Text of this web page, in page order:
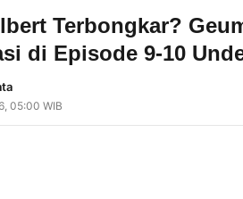
Terbongkar?
di Episode 9-10
05:00 WIB